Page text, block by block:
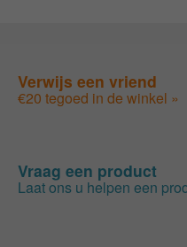
Verwijs een vriend
€20 tegoed in de winkel »
Vraag een product
Laat ons u helpen een